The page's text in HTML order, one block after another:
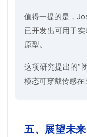
值得一提的是，
已开发出可用于
原型。
这项研究提出的“
模态可穿戴传感在
五、展望未